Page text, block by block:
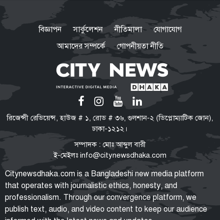
ফোনবুকের সূত্র ধরে আসাদের
গোয়েন্দাপ্রধানের সন্ধান মিলল
মস্কোতে
গণঅভ্যুত্থান কোনো আকস্মিক ঘটনা
নয়, ১৭ বছরের আন্দোলনের ফসল:
জুলাইয়ের শহীদ ও আহত ১০
পরিবারের সদস্যদের নিয়োগপত্র দিলেন
প্রধানমন্ত্রী
বিজ্ঞাপন সার্কুলেশন নীতিমালা
যোগাযোগ
আমাদের সম্পর্কে
গোপনীয়তা নীতি
রিজেন্সী রেডিয়েন্স, হাউজ # ১, রোড # ৩৬, গুলশান-২ (ডিপ্লোম্যাটিক জোন),
ঢাকা-১২১২।
সম্পাদক : মোঃ আব্দুল বারী
ই-মেইলঃ info@citynewsdhaka.com
Citynewsdhaka.com is a Bangladeshi new media platform
that operates with journalistic ethics, honesty, and
professionalism. Through our convergence platform, we
publish text, audio, and video content to keep our audience